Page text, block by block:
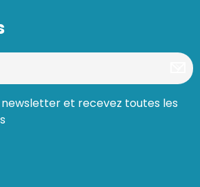
et recevez toutes les